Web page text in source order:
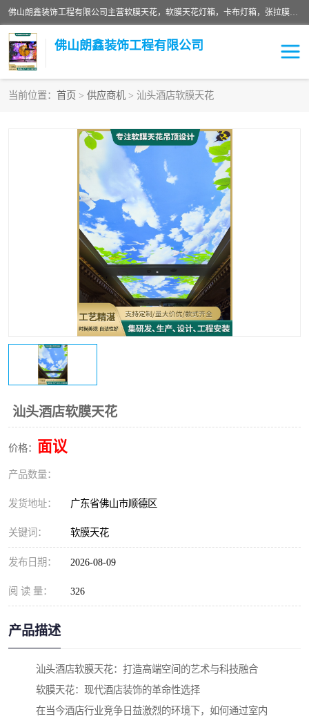
佛山朗鑫装饰工程有限公司主营软膜天花，软膜天花灯箱，卡布灯箱，张拉膜等产品，价格实惠，支持定制；公司专业装饰铺面，家居，会展特装，软膜等工程，技能精良人员，安装快、价格合理，质量保证、热诚与各方有识人士合作，欢迎新老客户来电咨询。
佛山朗鑫装饰工程有限公司
当前位置： 首页 > 供应商机 > 汕头酒店软膜天花
汕头酒店软膜天花
价格： 面议
产品数量：
发货地址： 广东省佛山市顺德区
关键词： 软膜天花
发布日期： 2026-08-09
阅 读 量： 326
产品描述
汕头酒店软膜天花：打造高端空间的艺术与科技融合
软膜天花：现代酒店装饰的革命性选择
在当今酒店行业竞争日益激烈的环境下，如何通过室内
软膜吊顶